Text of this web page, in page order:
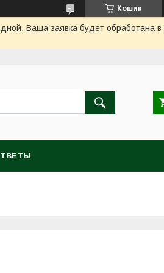
Кошик
Ваша заявка будет обработана